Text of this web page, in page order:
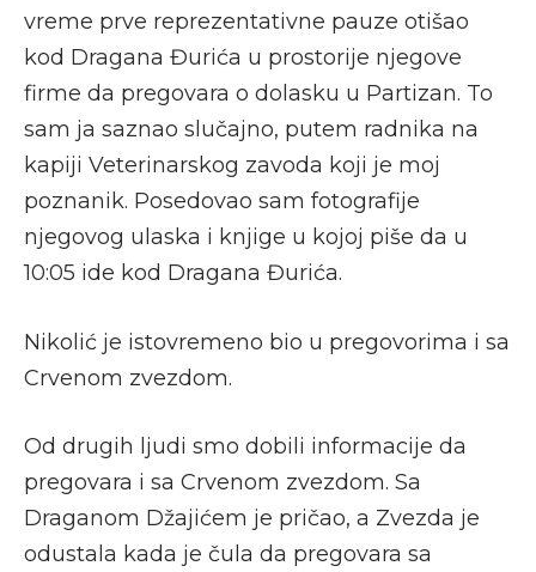
vreme prve reprezentativne pauze otišao
kod Dragana Đurića u prostorije njegove
firme da pregovara o dolasku u Partizan. To
sam ja saznao slučajno, putem radnika na
kapiji Veterinarskog zavoda koji je moj
poznanik. Posedovao sam fotografije
njegovog ulaska i knjige u kojoj piše da u
10:05 ide kod Dragana Đurića.
Nikolić je istovremeno bio u pregovorima i sa
Crvenom zvezdom.
Od drugih ljudi smo dobili informacije da
pregovara i sa Crvenom zvezdom. Sa
Draganom Džajićem je pričao, a Zvezda je
odustala kada je čula da pregovara sa